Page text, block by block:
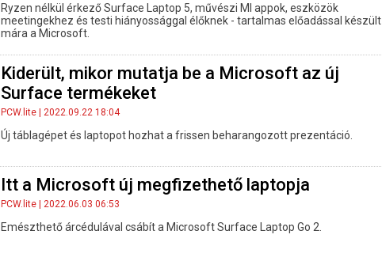
Ryzen nélkül érkező Surface Laptop 5, művészi MI appok, eszközök
meetingekhez és testi hiányossággal élőknek - tartalmas előadással készült
mára a Microsoft.
Kiderült, mikor mutatja be a Microsoft az új
Surface termékeket
PCW.lite | 2022.09.22 18:04
Új táblagépet és laptopot hozhat a frissen beharangozott prezentáció.
Itt a Microsoft új megfizethető laptopja
PCW.lite | 2022.06.03 06:53
Emészthető árcédulával csábít a Microsoft Surface Laptop Go 2.